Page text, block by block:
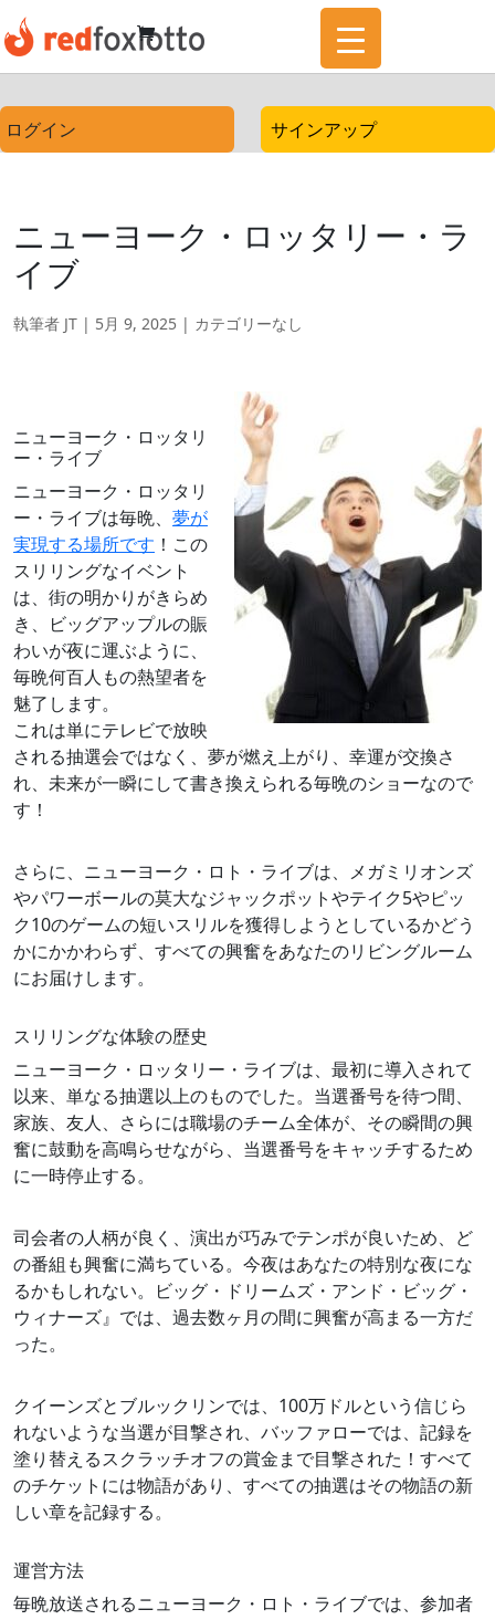
ログイン サインアップ
ニューヨーク・ロッタリー・ラ
イブ
執筆者 JT | 5月 9, 2025 | カテゴリーなし
ニューヨーク・ロッタリ
ー・ライブ
ニューヨーク・ロッタリ
ー・ライブは毎晩、 夢が
実現する場所です ！この
スリリングなイベント
は、街の明かりがきらめ
き、ビッグアップルの賑
わいが夜に運ぶように、
毎晩何百人もの熱望者を
魅了します。
これは単にテレビで放映
される抽選会ではなく、夢が燃え上がり、幸運が交換さ
れ、未来が一瞬にして書き換えられる毎晩のショーなので
す！
さらに、ニューヨーク・ロト・ライブは、メガミリオンズ
やパワーボールの莫大なジャックポットやテイク5やピッ
ク10のゲームの短いスリルを獲得しようとしているかどう
かにかかわらず、すべての興奮をあなたのリビングルーム
にお届けします。
スリリングな体験の歴史
ニューヨーク・ロッタリー・ライブは、最初に導入されて
以来、単なる抽選以上のものでした。当選番号を待つ間、
家族、友人、さらには職場のチーム全体が、その瞬間の興
奮に鼓動を高鳴らせながら、当選番号をキャッチするため
に一時停止する。
司会者の人柄が良く、演出が巧みでテンポが良いため、ど
の番組も興奮に満ちている。今夜はあなたの特別な夜にな
るかもしれない。ビッグ・ドリームズ・アンド・ビッグ・
ウィナーズ』では、過去数ヶ月の間に興奮が高まる一方だ
った。
クイーンズとブルックリンでは、100万ドルという信じら
れないような当選が目撃され、バッファローでは、記録を
塗り替えるスクラッチオフの賞金まで目撃された！すべて
のチケットには物語があり、すべての抽選はその物語の新
しい章を記録する。
運営方法
毎晩放送されるニューヨーク・ロト・ライブでは、参加者